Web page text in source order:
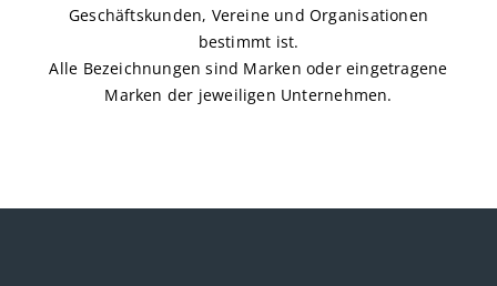
Geschäftskunden, Vereine und Organisationen
bestimmt ist.
Alle Bezeichnungen sind Marken oder eingetragene
Marken der jeweiligen Unternehmen.